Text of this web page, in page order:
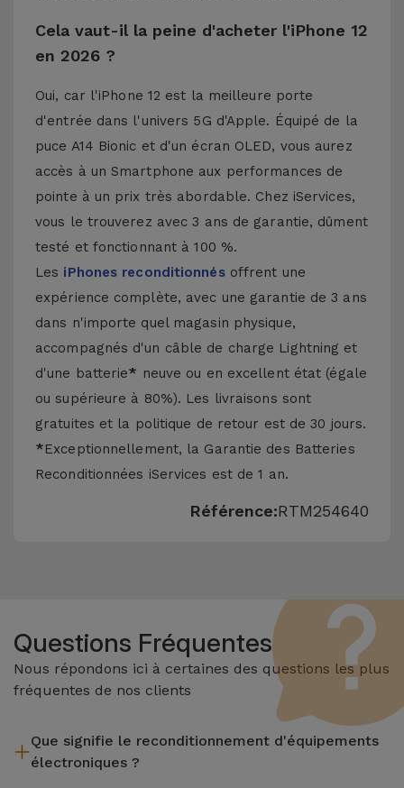
Cela vaut-il la peine d'acheter l'iPhone 12
en 2026 ?
Oui, car l'iPhone 12 est la meilleure porte
d'entrée dans l'univers 5G d'Apple. Équipé de la
puce A14 Bionic et d'un écran OLED, vous aurez
accès à un Smartphone aux performances de
pointe à un prix très abordable. Chez iServices,
vous le trouverez avec 3 ans de garantie, dûment
testé et fonctionnant à 100 %.
Les iPhones reconditionnésoffrent une
expérience complète, avec une garantie de 3 ans
dans n'importe quel magasin physique,
accompagnés d'un câble de charge Lightning et
d'une batterie* neuve ou en excellent état (égale
ou supérieure à 80%). Les livraisons sont
gratuites et la politique de retour est de 30 jours.
*Exceptionnellement, la Garantie des Batteries
Reconditionnées iServices est de 1 an.
Référence:RTM254640
Questions Fréquentes
Nous répondons ici à certaines des questions les plus
fréquentes de nos clients
Que signifie le reconditionnement d'équipements
électroniques ?